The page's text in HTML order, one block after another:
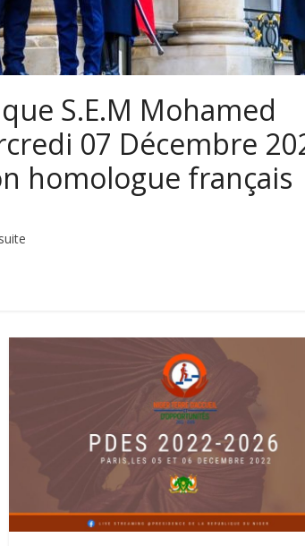
S.E.M Mohamed
07 Décembre
homologue français